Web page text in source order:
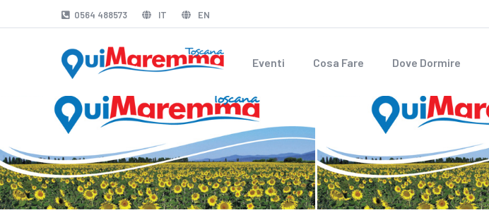
0564 488573 IT EN
Eventi Cosa Fare Dove Dormire